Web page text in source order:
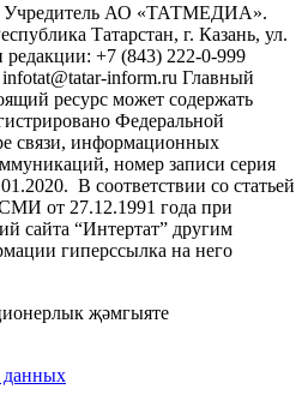
Учредитель АО «ТАТМЕДИА».
Татарстан, г. Казань, ул.
редакции: +7 (843) 222-0-999
inform.ru Главный
ресурс может содержать
Федеральной
связи, информационных
номер записи серия
В соответствии со статьей
от 27.12.1991 года при
сайта “Интертат” другим
гиперссылка на него
җәмгыяте
данных